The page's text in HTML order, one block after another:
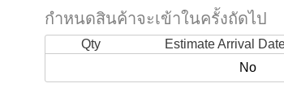
กำหนดสินค้าจะเข้าในครั้งถัดไป
Qty Estimate Arrival
No